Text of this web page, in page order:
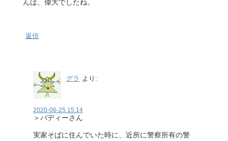
んは、偉大でしたね。
返信
グラ より:
2020-06-25 15:14
＞バディーさん
実家そばに住んでいた時に、近所に警察所有の警